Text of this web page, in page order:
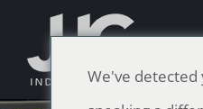
content
We've detected